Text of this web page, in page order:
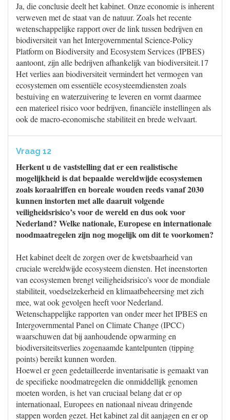
Ja, die conclusie deelt het kabinet. Onze economie is inherent
verweven met de staat van de natuur. Zoals het recente
wetenschappelijke rapport over de link tussen bedrijven en
biodiversiteit van het Intergovernmental Science-Policy
Platform on Biodiversity and Ecosystem Services (IPBES)
aantoont, zijn alle bedrijven afhankelijk van biodiversiteit.17
Het verlies aan biodiversiteit vermindert het vermogen van
ecosystemen om essentiële ecosysteemdiensten zoals
bestuiving en waterzuivering te leveren en vormt daarmee
een materieel risico voor bedrijven, financiële instellingen als
ook de macro-economische stabiliteit en brede welvaart.
Vraag 12
Herkent u de vaststelling dat er een realistische
mogelijkheid is dat bepaalde wereldwijde ecosystemen
zoals koraalriffen en boreale wouden reeds vanaf 2030
kunnen instorten met alle daaruit volgende
veiligheidsrisico’s voor de wereld en dus ook voor
Nederland? Welke nationale, Europese en internationale
noodmaatregelen zijn nog mogelijk om dit te voorkomen?
Het kabinet deelt de zorgen over de kwetsbaarheid van
cruciale wereldwijde ecosysteem diensten. Het ineenstorten
van ecosystemen brengt veiligheidsrisico’s voor de mondiale
stabiliteit, voedselzekerheid en klimaatbeheersing met zich
mee, wat ook gevolgen heeft voor Nederland.
Wetenschappelijke rapporten van onder meer het IPBES en
Intergovernmental Panel on Climate Change (IPCC)
waarschuwen dat bij aanhoudende opwarming en
biodiversiteitsverlies zogenaamde kantelpunten (tipping
points) bereikt kunnen worden.
Hoewel er geen gedetailleerde inventarisatie is gemaakt van
de specifieke noodmatregelen die onmiddellijk genomen
moeten worden, is het van cruciaal belang dat er op
internationaal, Europees en nationaal niveau dringende
stappen worden gezet. Het kabinet zal dit aanjagen en er op